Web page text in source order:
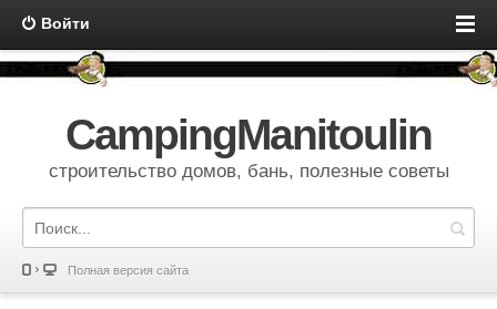
Войти
CampingManitoulin
строительство домов, бань, полезные советы
Полная версия сайта